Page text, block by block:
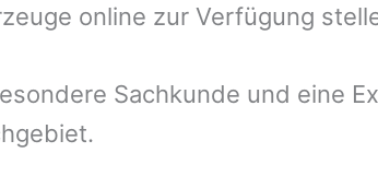
online zur Verfügung
Sachkunde und eine